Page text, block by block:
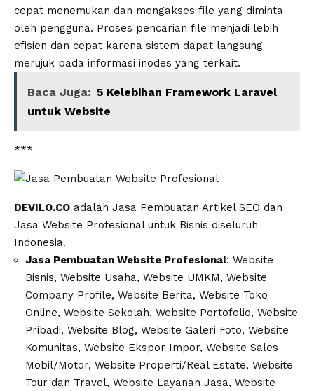
cepat menemukan dan mengakses file yang diminta
oleh pengguna. Proses pencarian file menjadi lebih
efisien dan cepat karena sistem dapat langsung
merujuk pada informasi inodes yang terkait.
Baca Juga: 5 Kelebihan Framework Laravel
untuk Website
***
DEVILO.CO adalah Jasa Pembuatan Artikel SEO dan
Jasa Website Profesional untuk Bisnis diseluruh
Indonesia.
Jasa Pembuatan Website Profesional: Website
Bisnis, Website Usaha, Website UMKM, Website
Company Profile, Website Berita, Website Toko
Online, Website Sekolah, Website Portofolio, Website
Pribadi, Website Blog, Website Galeri Foto, Website
Komunitas, Website Ekspor Impor, Website Sales
Mobil/Motor, Website Properti/Real Estate, Website
Tour dan Travel, Website Layanan Jasa, Website